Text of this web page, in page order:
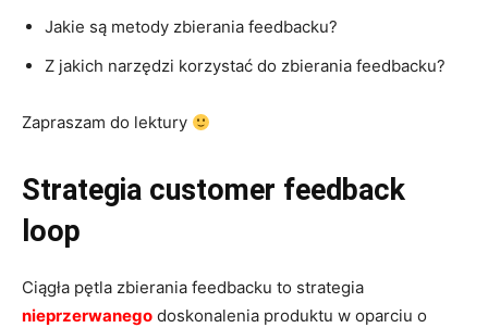
Jakie są metody zbierania feedbacku?
Z jakich narzędzi korzystać do zbierania feedbacku?
Zapraszam do lektury
Strategia customer feedback
loop
Ciągła pętla zbierania feedbacku to strategia
nieprzerwanego doskonalenia produktu w oparciu o